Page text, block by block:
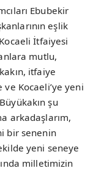
Ebubekir
eşlik
İtfaiyesi
mutlu,
itfaiye
Kocaeli’ye yeni
şu
arkadaşlarım,
bir senenin
yeni seneye
milletimizin